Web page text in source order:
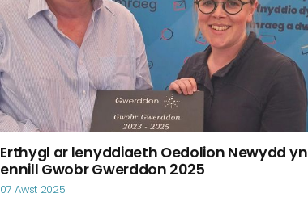
Erthygl ar lenyddiaeth Oedolion Newydd yn
ennill Gwobr Gwerddon 2025
07 Awst 2025